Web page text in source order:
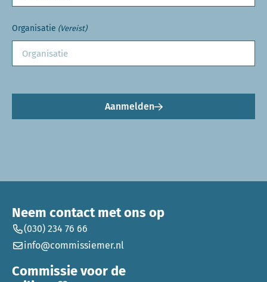
Organisatie (Vereist)
Aanmelden
Neem contact met ons op
(030) 234 76 66
info@commissiemer.nl
Commissie voor de